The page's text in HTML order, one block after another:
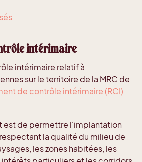
intérimaire
intérimaire relatif à
sur le territoire de la MRC de
de contrôle intérimaire (RCI)
est de permettre l'implantation
la qualité du milieu de
les zones habitées, les